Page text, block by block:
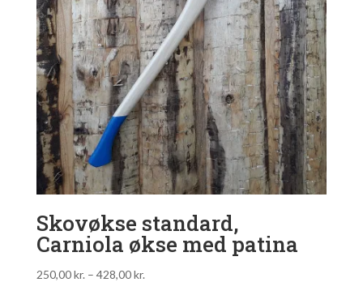
Skovøkse standard,
Carniola økse med patina
250,00kr. – 428,00kr.